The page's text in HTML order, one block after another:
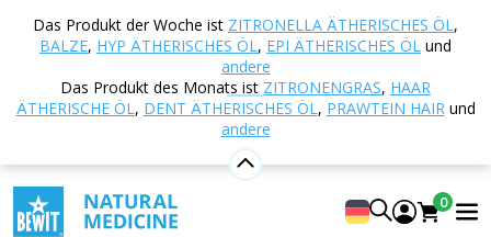
Das Produkt der Woche ist ZITRONELLA ÄTHERISCHES ÖL,
BALZE, HYP ÄTHERISCHES ÖL, EPI ÄTHERISCHES ÖL und
andere
Das Produkt des Monats ist ZITRONENGRAS, HAAR
ÄTHERISCHE ÖL, DENT ÄTHERISCHES ÖL, PRAWTEIN HAIRund
andere
0
E-shop Naturkosmetik
Hautpflege
Kosmetische Öle
Distelöl BIO
Distelöl BIO
4.83 Anzeigen 6 Rezensionen